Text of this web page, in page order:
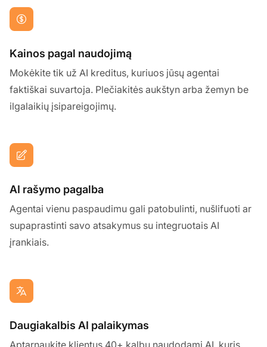
Kainos pagal naudojimą
Mokėkite tik už AI kreditus, kuriuos jūsų agentai
faktiškai suvartoja. Plečiakitės aukštyn arba žemyn be
ilgalaikių įsipareigojimų.
AI rašymo pagalba
Agentai vienu paspaudimu gali patobulinti, nušlifuoti ar
supaprastinti savo atsakymus su integruotais AI
įrankiais.
Daugiakalbis AI palaikymas